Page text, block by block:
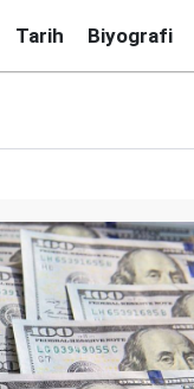
Tarih Biyografi